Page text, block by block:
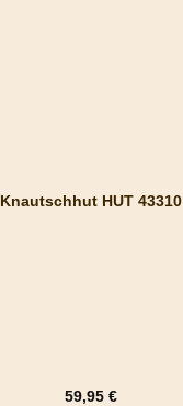
Knautschhut HUT 43310
Regulärer Preis:
59,95 €